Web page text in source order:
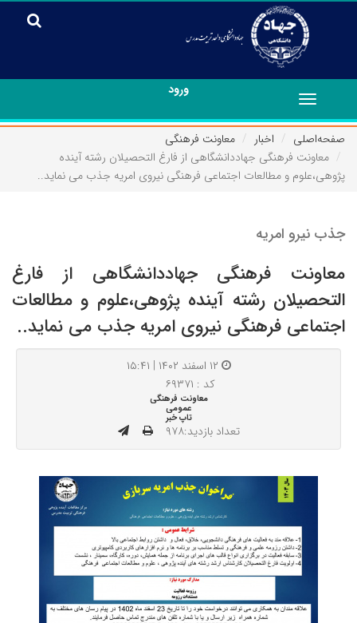
ورود
Toggle
navigation
صفحه‌اصلی
اخبار
معاونت فرهنگی
معاونت فرهنگی جهاددانشگاهی از فارغ التحصیلان رشته آینده
پژوهی،علوم و مطالعات اجتماعی فرهنگی نیروی امریه جذب می نماید..
جذب نیرو امریه
معاونت فرهنگی جهاددانشگاهی از فارغ
التحصیلان رشته آینده پژوهی،علوم و مطالعات
اجتماعی فرهنگی نیروی امریه جذب می نماید..
کد : ۶۹۳۷۱
معاونت فرهنگی
عمومی
تاپ خبر
تعداد بازدید:۹۷۸